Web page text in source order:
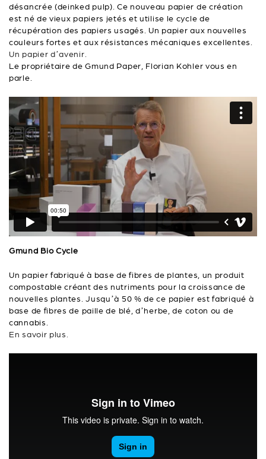
désancrée (deinked pulp). Ce nouveau papier de création
est né de vieux papiers jetés et utilise le cycle de
récupération des papiers usagés. Un papier aux nouvelles
couleurs fortes et aux résistances mécaniques excellentes.
Un papier d’avenir.
Le propriétaire de Gmund Paper, Florian Kohler vous en
parle.
Gmund Bio Cycle
Un papier fabriqué à base de fibres de plantes, un produit
compostable créant des nutriments pour la croissance de
nouvelles plantes. Jusqu’à 50 % de ce papier est fabriqué à
base de fibres de paille de blé, d’herbe, de coton ou de
cannabis.
En savoir plus.